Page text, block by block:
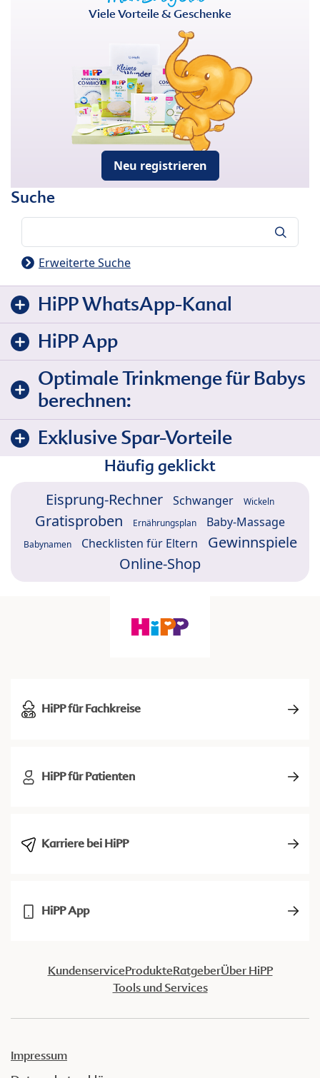
Viele Vorteile & Geschenke
Neu registrieren
Suche
Erweiterte Suche
HiPP WhatsApp-Kanal
HiPP App
Optimale Trinkmenge für Babys
berechnen:
Exklusive Spar-Vorteile
Häufig geklickt
Eisprung-Rechner Schwanger Wickeln
Gratisproben Ernährungsplan Baby-Massage
Babynamen Checklisten für Eltern
Gewinnspiele
Online-Shop
HiPP für Fachkreise
HiPP für Patienten
Karriere bei HiPP
HiPP App
KundenserviceProdukteRatgeberÜber HiPP
Tools und Services
Impressum